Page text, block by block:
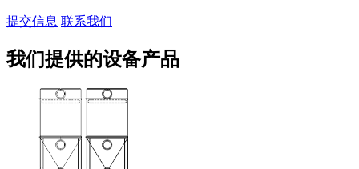
提交信息 联系我们
我们提供的设备产品